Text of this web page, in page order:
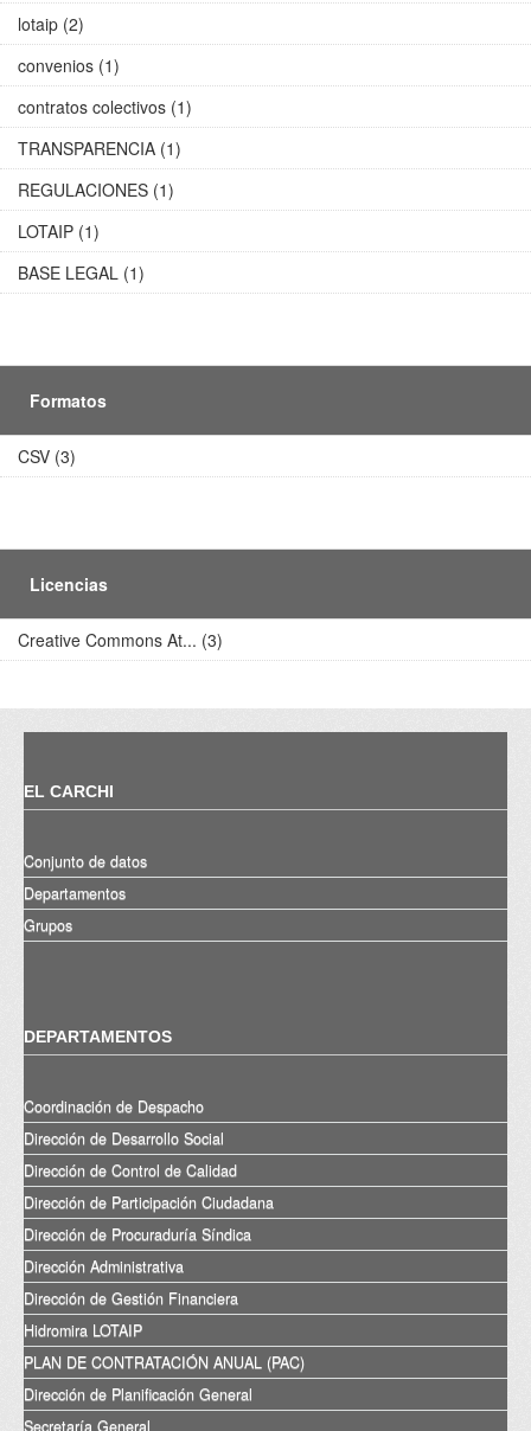
lotaip (2)
convenios (1)
contratos colectivos (1)
TRANSPARENCIA (1)
REGULACIONES (1)
LOTAIP (1)
BASE LEGAL (1)
Formatos
CSV (3)
Licencias
Creative Commons At... (3)
EL CARCHI
Conjunto de datos
Departamentos
Grupos
DEPARTAMENTOS
Coordinación de Despacho
Dirección de Desarrollo Social
Dirección de Control de Calidad
Dirección de Participación Ciudadana
Dirección de Procuraduría Síndica
Dirección Administrativa
Dirección de Gestión Financiera
Hidromira LOTAIP
PLAN DE CONTRATACIÓN ANUAL (PAC)
Dirección de Planificación General
Secretaría General